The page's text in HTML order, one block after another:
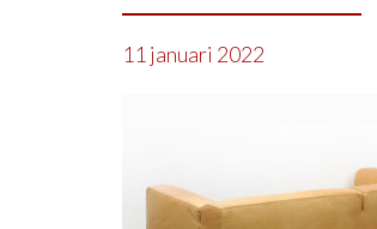
11 januari 2022